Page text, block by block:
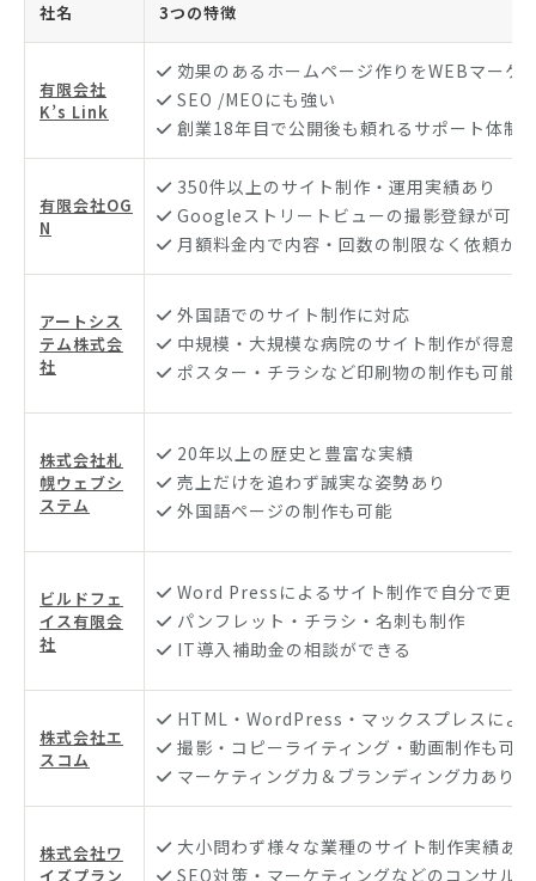
社名 3つの特徴
有限会社
K’s Link
効果のあるホームページ作りをWEBマーケ
SEO /MEOにも強い
創業18年目で公開後も頼れるサポート体制
有限会社OG
N
350件以上のサイト制作・運用実績あり
Googleストリートビューの撮影登録が可能
月額料金内で内容・回数の制限なく依頼が
アートシス
テム株式会
社
外国語でのサイト制作に対応
中規模・大規模な病院のサイト制作が得意
ポスター・チラシなど印刷物の制作も可能
株式会社札
幌ウェブシ
ステム
20年以上の歴史と豊富な実績
売上だけを追わず誠実な姿勢あり
外国語ページの制作も可能
ビルドフェ
イス有限会
社
Word Pressによるサイト制作で自分で更新
パンフレット・チラシ・名刺も制作
IT導入補助金の相談ができる
株式会社エ
スコム
HTML・WordPress・マックスプレスによ
撮影・コピーライティング・動画制作も可能
マーケティング力＆ブランディング力あり
株式会社ワ
イズプラン
大小問わず様々な業種のサイト制作実績あり
SEO対策・マーケティングなどのコンサル